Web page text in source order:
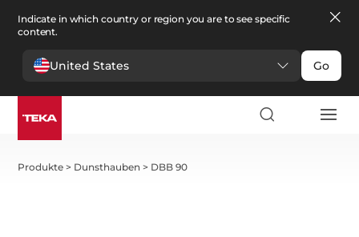
Indicate in which country or region you are to see specific
content.
United States Go
Produkte > Dunsthauben > DBB 90